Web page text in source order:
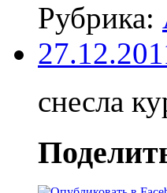
Рубрика:
снесла